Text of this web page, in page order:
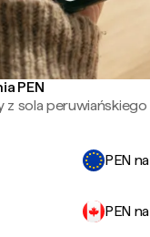
PEN
z sola peruwiańskiego
PEN
PEN